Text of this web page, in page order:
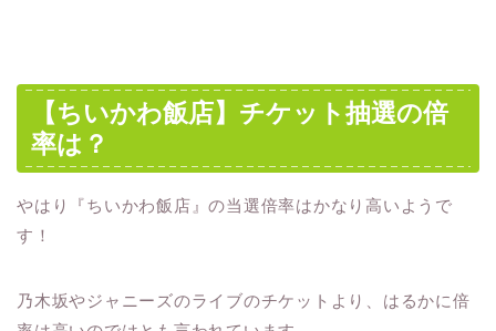
【ちいかわ飯店】チケット抽選の倍
率は？
やはり『ちいかわ飯店』の当選倍率はかなり高いようで
す！
乃木坂やジャニーズのライブのチケットより、はるかに倍